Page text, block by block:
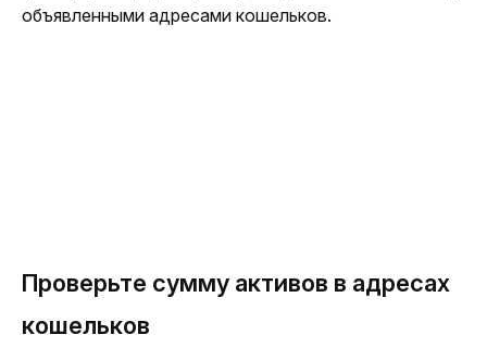
объявленными адресами кошельков.
Проверьте сумму активов в адресах
кошельков